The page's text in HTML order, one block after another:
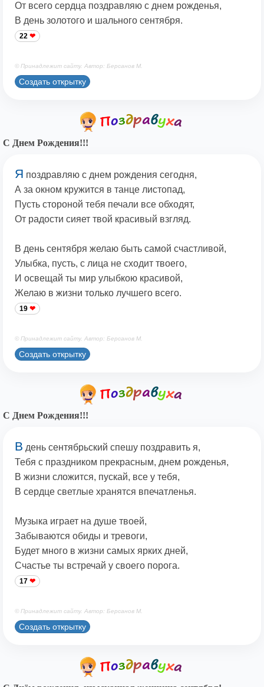
От всего сердца поздравляю с днем рожденья,
В день золотого и шального сентября.
22
© Принадлежит сайту. Автор: Берсанов М.
Создать открытку
С Днем Рождения!!!
Я поздравляю с днем рождения сегодня,
А за окном кружится в танце листопад,
Пусть стороной тебя печали все обходят,
От радости сияет твой красивый взгляд.
В день сентября желаю быть самой счастливой,
Улыбка, пусть, с лица не сходит твоего,
И освещай ты мир улыбкою красивой,
Желаю в жизни только лучшего всего.
19
© Принадлежит сайту. Автор: Берсанов М.
Создать открытку
С Днем Рождения!!!
В день сентябрьский спешу поздравить я,
Тебя с праздником прекрасным, днем рожденья,
В жизни сложится, пускай, все у тебя,
В сердце светлые хранятся впечатленья.
Музыка играет на душе твоей,
Забываются обиды и тревоги,
Будет много в жизни самых ярких дней,
Счастье ты встречай у своего порога.
17
© Принадлежит сайту. Автор: Берсанов М.
Создать открытку